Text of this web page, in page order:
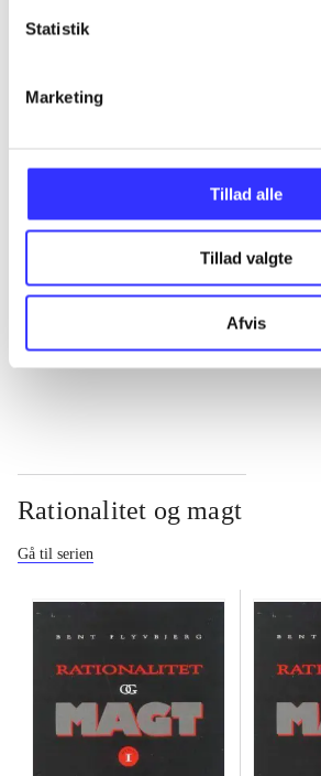
Statistik
Marketing
Tillad alle
Tillad valgte
Afvis
Rationalitet og magt
Gå til serien